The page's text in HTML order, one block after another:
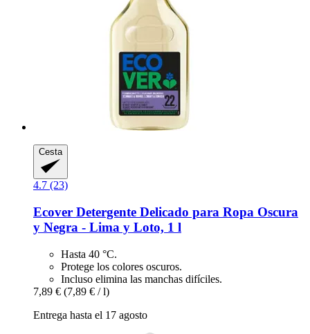
Cesta
4.7 (23)
Ecover Detergente Delicado para Ropa Oscura
y Negra -​ Lima y Loto, 1 l
Hasta 40 °C.
Protege los colores oscuros.
Incluso elimina las manchas difíciles.
7,89 € (7,89 € / l)
Entrega hasta el 17 agosto